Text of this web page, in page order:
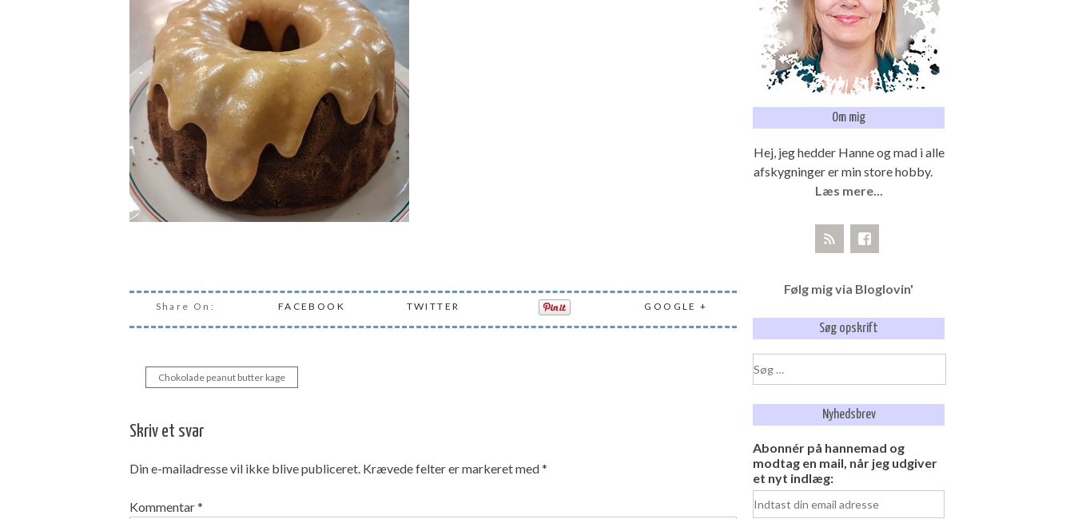
Share On: FACEBOOK TWITTER GOOGLE +
Indlægsnavigation
Chokolade peanut butter kage
Skriv et svar
Din e-mailadresse vil ikke blive publiceret. Krævede felter er markeret med*
Kommentar*
Om mig
Hej, jeg hedder Hanne og mad i alle
afskygninger er min store hobby.
Læs mere...
Følg mig via Bloglovin'
Søg opskrift
Søg
efter:
Nyhedsbrev
Abonnér på hannemad og
modtag en mail, når jeg udgiver
et nyt indlæg: